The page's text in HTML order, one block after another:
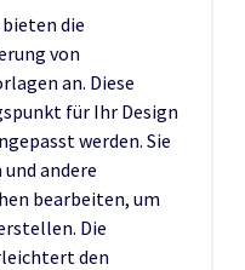
die
von
an. Diese
für Ihr Design
werden. Sie
andere
bearbeiten, um
Die
den